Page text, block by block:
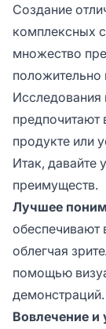
Создание
комплексных
множество
положительно
Исследования
предпочитают
продукте или
Итак, давайте
преимуществ.
Лучшее
обеспечивают
облегчая
помощью
демонстраций.
Вовлечение и